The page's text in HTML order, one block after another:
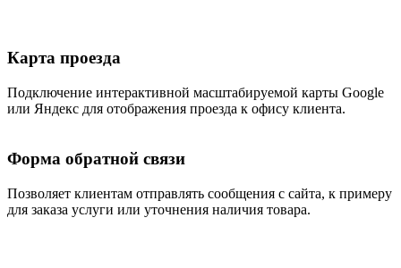
Карта проезда
Подключение интерактивной масштабируемой карты Google
или Яндекс для отображения проезда к офису клиента.
Форма обратной связи
Позволяет клиентам отправлять сообщения с сайта, к примеру
для заказа услуги или уточнения наличия товара.